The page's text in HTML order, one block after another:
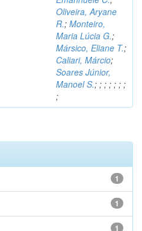
Oliveira, Aryane
R.; Monteiro,
Maria Lúcia G.;
Mársico, Eliane T.;
Caliari, Márcio;
Soares Júnior,
Manoel S.; ; ; ; ; ; ;
;
1
1
1